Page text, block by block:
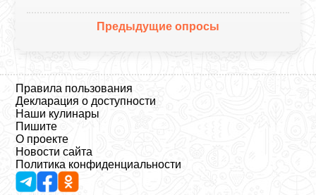
Предыдущие опросы
Правила пользования
Декларация о доступности
Наши кулинары
Пишите
О проекте
Новости сайта
Политика конфиденциальности